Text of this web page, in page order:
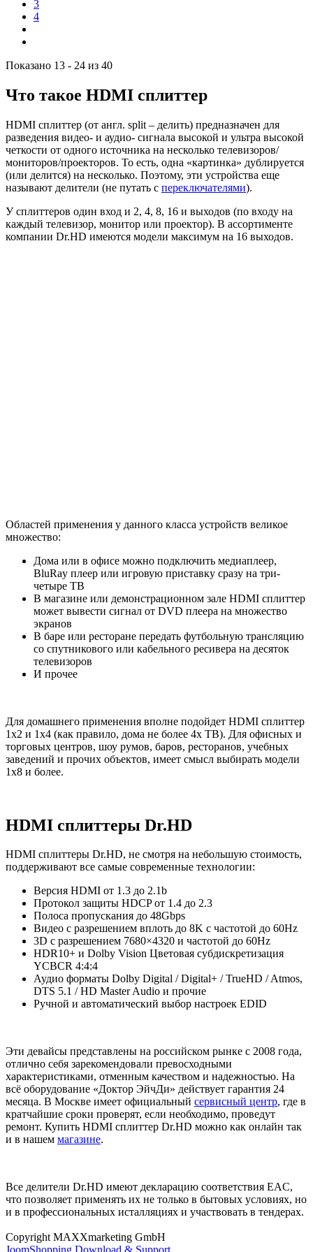
3
4
Показано 13 - 24 из 40
Что такое HDMI сплиттер
HDMI сплиттер (от англ. split – делить) предназначен для
разведения видео- и аудио- сигнала высокой и ультра высокой
четкости от одного источника на несколько телевизоров/
мониторов/проекторов. То есть, одна «картинка» дублируется
(или делится) на несколько. Поэтому, эти устройства еще
называют делители (не путать с переключателями).
У сплиттеров один вход и 2, 4, 8, 16 и выходов (по входу на
каждый телевизор, монитор или проектор). В ассортименте
компании Dr.HD имеются модели максимум на 16 выходов.
Областей применения у данного класса устройств великое
множество:
Дома или в офисе можно подключить медиаплеер,
BluRay плеер или игровую приставку сразу на три-
четыре ТВ
В магазине или демонстрационном зале HDMI сплиттер
может вывести сигнал от DVD плеера на множество
экранов
В баре или ресторане передать футбольную трансляцию
со спутникового или кабельного ресивера на десяток
телевизоров
И прочее
Для домашнего применения вполне подойдет HDMI сплиттер
1x2 и 1х4 (как правило, дома не более 4х ТВ). Для офисных и
торговых центров, шоу румов, баров, ресторанов, учебных
заведений и прочих объектов, имеет смысл выбирать модели
1х8 и более.
HDMI сплиттеры Dr.HD
HDMI сплиттеры Dr.HD, не смотря на небольшую стоимость,
поддерживают все самые современные технологии:
Версия HDMI от 1.3 до 2.1b
Протокол защиты HDCP от 1.4 до 2.3
Полоса пропускания до 48Gbps
Видео с разрешением вплоть до 8K с частотой до 60Hz
3D с разрешением 7680×4320 и частотой до 60Hz
HDR10+ и Dolby Vision Цветовая субдискретизация
YCBCR 4:4:4
Аудио форматы Dolby Digital / Digital+ / TrueHD / Atmos,
DTS 5.1 / HD Master Audio и прочие
Ручной и автоматический выбор настроек EDID
Эти девайсы представлены на российском рынке с 2008 года,
отлично себя зарекомендовали превосходными
характеристиками, отменным качеством и надежностью. На
всё оборудование «Доктор ЭйчДи» действует гарантия 24
месяца. В Москве имеет официальный сервисный центр, где в
кратчайшие сроки проверят, если необходимо, проведут
ремонт. Купить HDMI сплиттер Dr.HD можно как онлайн так
и в нашем магазине.
Все делители Dr.HD имеют декларацию соответствия EAC,
что позволяет применять их не только в бытовых условиях, но
и в профессиональных исталляциях и участвовать в тендерах.
Copyright MAXXmarketing GmbH